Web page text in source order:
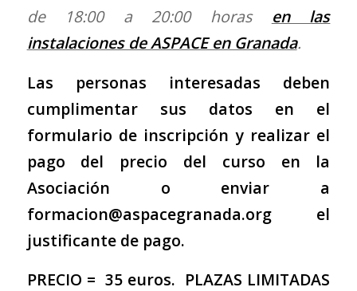
de 18:00 a 20:00 horas en las
instalaciones de ASPACE en Granada.
Las personas interesadas deben
cumplimentar sus datos en el
formulario de inscripción y realizar el
pago del precio del curso en la
Asociación o enviar a
formacion@aspacegranada.orgel
justificante de pago.
PRECIO = 35 euros. PLAZAS LIMITADAS